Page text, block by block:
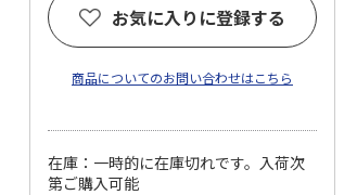
お気に入りに登録する
商品についてのお問い合わせはこちら
在庫：一時的に在庫切れです。入荷次
第ご購入可能